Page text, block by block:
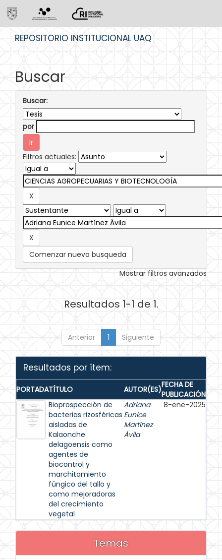
REPOSITORIO INSTITUCIONAL UAQ
Buscar
Buscar:
por
Filtros actuales:
Comenzar nueva busqueda
Mostrar filtros avanzados
Resultados 1-1 de 1.
Anterior 1 Siguiente
Resultados por ítem:
PORTADATÍTULO AUTOR(ES)FECHA DE
PUBLICACIÓN
Bioprospección de
bacterias rizosféricas
aisladas de
Kalaonche
delagoensis como
agentes de
biocontrol y
marchitamiento
fúngico del tallo y
como mejoradoras
del crecimiento
vegetal
Adriana
Eunice
Martínez
Ávila
8-ene-2025
Temas